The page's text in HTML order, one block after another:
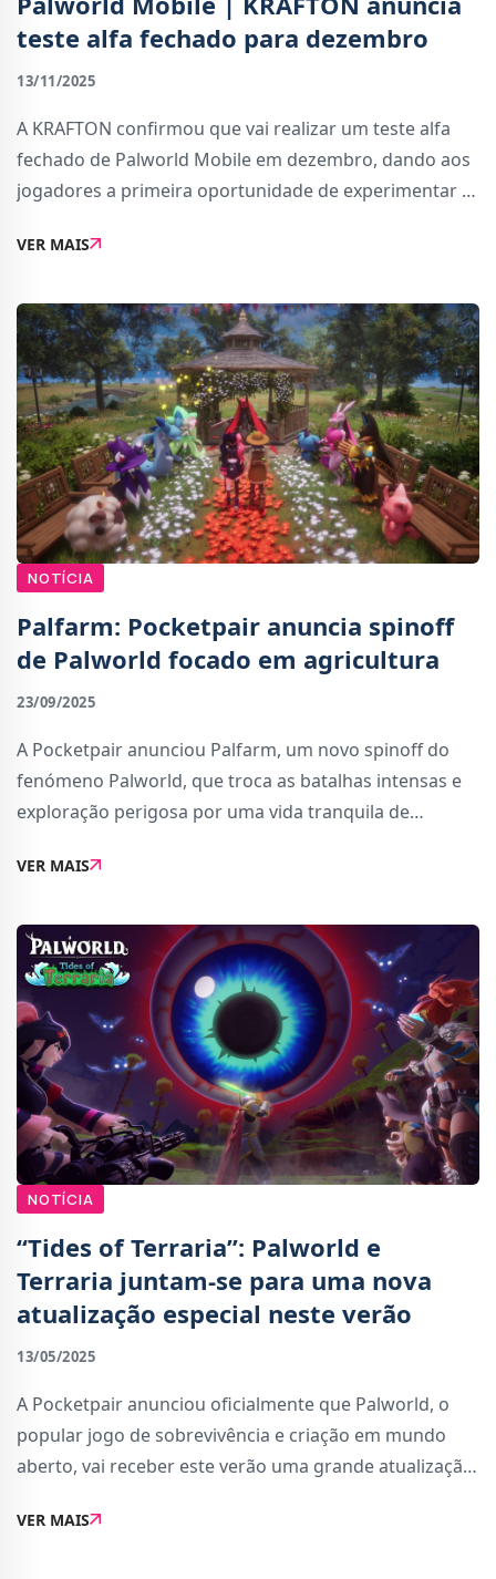
teste alfa fechado para dezembro
13/11/2025
A KRAFTON confirmou que vai realizar um teste alfa
fechado de Palworld Mobile em dezembro, dando aos
jogadores a primeira oportunidade de experimentar a
aventura. As inscrições para participar
VER MAIS
NOTÍCIA
Palfarm: Pocketpair anuncia spinoff
de Palworld focado em agricultura
23/09/2025
A Pocketpair anunciou Palfarm, um novo spinoff do
fenómeno Palworld, que troca as batalhas intensas e
exploração perigosa por uma vida tranquila de
Pals.Descrito como um farming sim de coleç�
VER MAIS
NOTÍCIA
“Tides of Terraria”: Palworld e
Terraria juntam-se para uma nova
atualização especial neste verão
13/05/2025
A Pocketpair anunciou oficialmente que Palworld, o
popular jogo de sobrevivência e criação em mundo
aberto, vai receber este verão uma grande atualização
Terraria”, a atualização cheg
VER MAIS